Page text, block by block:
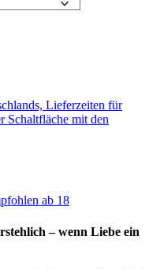
Lieferzeiten für
Schaltfläche mit den
ab 18
– wenn Liebe ein